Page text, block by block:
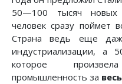
50—100 тысяч
человек сразу поймет
Страна ведь еще
индустриализации, а
которое
промышленность за весь